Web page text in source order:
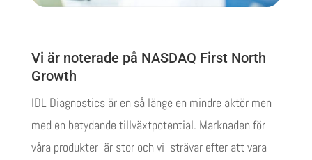
Vi är noterade på NASDAQ First North
Growth
IDL Diagnostics är en så länge en mindre aktör men
med en betydande tillväxtpotential. Marknaden för
våra produkter är stor och vi strävar efter att vara